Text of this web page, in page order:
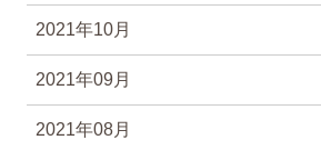
2021年10月
2021年09月
2021年08月